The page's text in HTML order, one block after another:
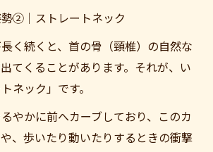
②｜ストレートネック
く続くと、首の骨（頸椎）の自然な
てくることがあります。それが、い
ネック」です。
やかに前へカーブしており、このカ
、歩いたり動いたりするときの衝撃